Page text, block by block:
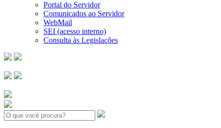
Portal do Servidor
Comunicados ao Servidor
WebMail
SEI (acesso interno)
Consulta às Legislações
Search: